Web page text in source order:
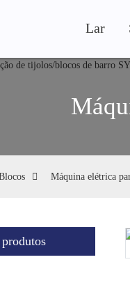
Lar
Máquina elétrica